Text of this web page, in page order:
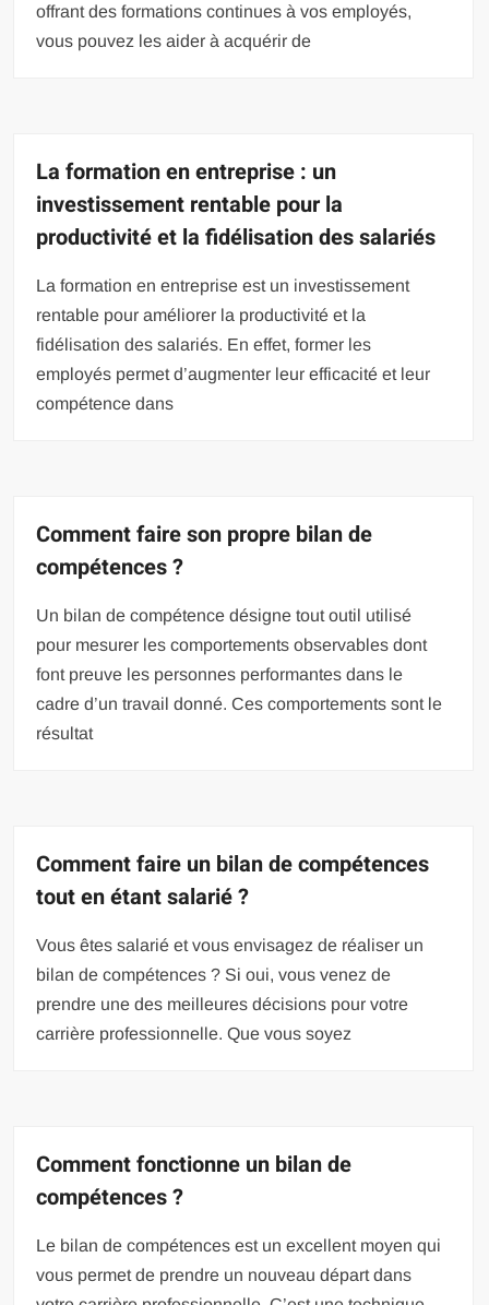
offrant des formations continues à vos employés,
vous pouvez les aider à acquérir de
La formation en entreprise : un
investissement rentable pour la
productivité et la fidélisation des salariés
La formation en entreprise est un investissement
rentable pour améliorer la productivité et la
fidélisation des salariés. En effet, former les
employés permet d’augmenter leur efficacité et leur
compétence dans
Comment faire son propre bilan de
compétences ?
Un bilan de compétence désigne tout outil utilisé
pour mesurer les comportements observables dont
font preuve les personnes performantes dans le
cadre d’un travail donné. Ces comportements sont le
résultat
Comment faire un bilan de compétences
tout en étant salarié ?
Vous êtes salarié et vous envisagez de réaliser un
bilan de compétences ? Si oui, vous venez de
prendre une des meilleures décisions pour votre
carrière professionnelle. Que vous soyez
Comment fonctionne un bilan de
compétences ?
Le bilan de compétences est un excellent moyen qui
vous permet de prendre un nouveau départ dans